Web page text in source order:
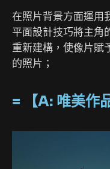
在照片背景方面運用
平面設計技巧將主角
重新建構，使像片賦
的照片；
= 【A: 唯美作品